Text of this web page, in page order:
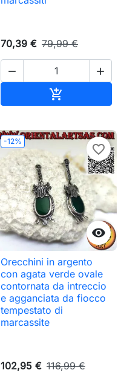
70,39 € 79,99 €
 

-12%

favorite_border
Orecchini in argento
con agata verde ovale
contornata da intreccio
e agganciata da fiocco
tempestato di
marcassite
102,95 € 116,99 €